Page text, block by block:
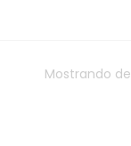
Mostrando de